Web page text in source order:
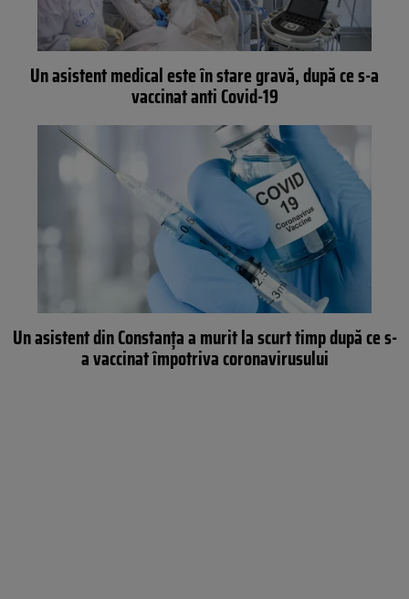
Un asistent medical este în stare gravă, după ce s-a
vaccinat anti Covid-19
Un asistent din Constanța a murit la scurt timp după ce s-
a vaccinat împotriva coronavirusului